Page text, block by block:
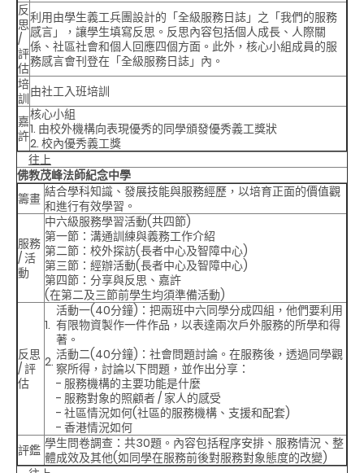
反
思
/
評
估
利用由學生義工兵團設計的「全級服務日誌」之「我們的服務
感言」，讓學生填寫反思。反思內容包括個人成長、人際關
係、社區社會和個人回應四個方面。此外，核心小組成員的服
務感言會刊登在「全級服務日誌」內。
培
訓由社工入班培訓
嘉
許
核心小組
1. 由校外機構向表現優秀的同學頒發優秀義工獎狀
2. 校內優秀義工獎
往上
佛教茂峰法師紀念中學
籌畫 結合學科知識、發展技能與服務經歷，以培育正面的價值觀
和進行有效學習。
服務
/ 活
動
中六級服務學習活動(共四節)
第一節：溝通訓練與義務工作介紹
第二節：校外探訪(長者中心及智障中心)
第三節：經辦活動(長者中心及智障中心)
第四節：分享與反思、嘉許
(在第二及三節前學生均須準備活動)
反思
/ 評
估
1.
活動一(40分鐘)：把兩班中六同學分成四組，他們要利用
有限物資製作一件作品，以表達兩次戶外服務的所學和得
著。
2. 活動二(40分鐘)：社會問題討論。在服務後，透過同學觀
察所得，討論以下問題，並作出分享：
- 服務機構的主要功能是什麼
- 服務對象的照顧者 / 家人的感受
- 社區情況如何(社區的服務機構、支援和配套)
- 香港情況如何
評鑑 學生問卷調查：共30題。內容包括程序安排、服務情況、整
體成效及其他(如同學在服務前後對服務對象態度的改變)